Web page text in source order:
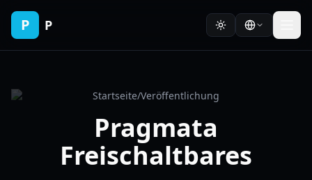
P P
Startseite/Veröffentlichung
Pragmata
Freischaltbares